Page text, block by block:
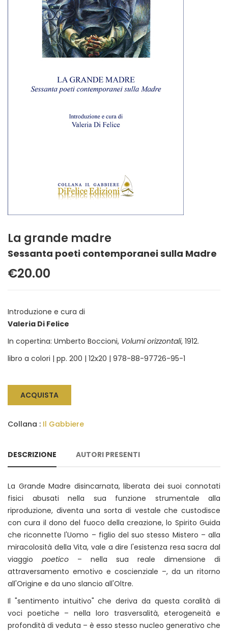
La grande madre
Sessanta poeti contemporanei sulla Madre
€20.00
Introduzione e cura di
Valeria Di Felice
In copertina: Umberto Boccioni, Volumi orizzontali, 1912.
libro a colori | pp. 200 | 12x20 | 978-88-97726-95-1
ACQUISTA
Collana : Il Gabbiere
DESCRIZIONE AUTORI PRESENTI
La Grande Madre disincarnata, liberata dei suoi connotati
fisici abusati nella sua funzione strumentale alla
riproduzione, diventa una sorta di vestale che custodisce
con cura il dono del fuoco della creazione, lo Spirito Guida
che riconnette l'Uomo – figlio del suo stesso Mistero – alla
miracolosità della Vita, vale a dire l'esistenza resa sacra dal
viaggio poetico – nella sua reale dimensione di
attraversamento emotivo e coscienziale –, da un ritorno
all'Origine e da uno slancio all'Oltre.
Il "sentimento intuitivo" che deriva da questa coralità di
voci poetiche – nella loro trasversalità, eterogeneità e
profondità di veduta – è esso stesso nucleo generativo che